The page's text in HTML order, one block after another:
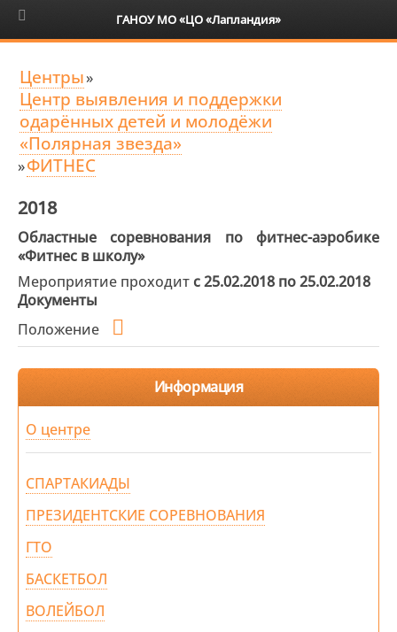
6+
Центры»
Центр выявления и поддержки
одарённых детей и молодёжи
«Полярная звезда»
»ФИТНЕС
2018
Областные соревнования по фитнес-аэробике
«Фитнес в школу»
Мероприятие проходит с 25.02.2018 по 25.02.2018
Документы
Положение
Информация
О центре
СПАРТАКИАДЫ
ПРЕЗИДЕНТСКИЕ СОРЕВНОВАНИЯ
ГТО
БАСКЕТБОЛ
ВОЛЕЙБОЛ
ГАНОУ МО «ЦО «Лапландия»